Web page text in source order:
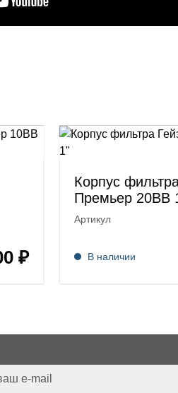
₽
Корпус
Премьер 20BB
Артикул
В наличии